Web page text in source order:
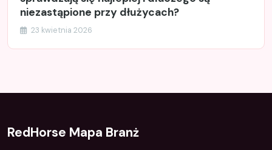
niezastąpione przy dłużycach?
23 kwietnia 2026
RedHorse Mapa Branż